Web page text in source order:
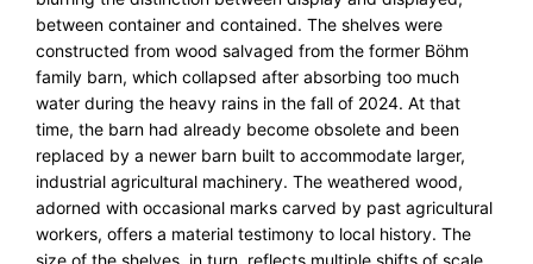
between container and contained. The shelves were
constructed from wood salvaged from the former Böhm
family barn, which collapsed after absorbing too much
water during the heavy rains in the fall of 2024. At that
time, the barn had already become obsolete and been
replaced by a newer barn built to accommodate larger,
industrial agricultural machinery. The weathered wood,
adorned with occasional marks carved by past agricultural
workers, offers a material testimony to local history. The
size of the shelves, in turn, reflects multiple shifts of scale